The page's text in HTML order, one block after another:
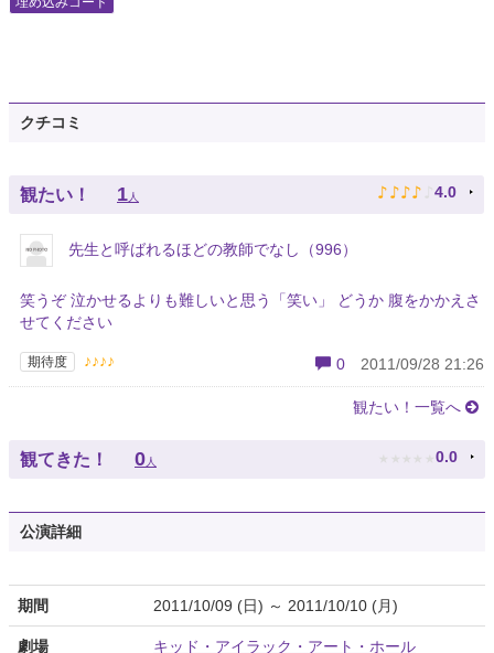
クチコミ
観たい！ 1人 ♪ ♪ ♪ ♪ ♪ 4.0
先生と呼ばれるほどの教師でなし（996）
笑うぞ 泣かせるよりも難しいと思う「笑い」 どうか 腹をかかえさ
せてください
期待度 ♪♪♪♪ 0 2011/09/28 21:26
観たい！一覧へ
観てきた！ 0 人 ★ ★ ★ ★ ★ 0.0
公演詳細
期間 2011/10/09 (日) ～ 2011/10/10 (月)
劇場 キッド・アイラック・アート・ホール